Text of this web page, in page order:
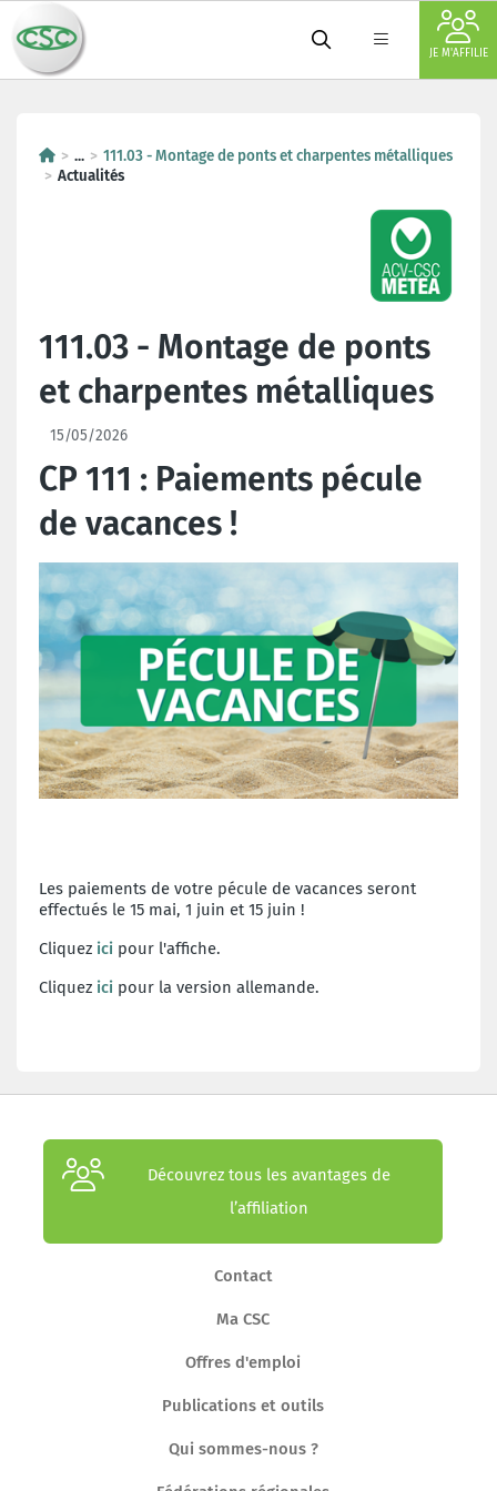
JE M'AFFILIE
...
111.03 - Montage de ponts et charpentes métalliques
Actualités
111.03 - Montage de ponts
et charpentes métalliques
15/05/2026
CP 111 : Paiements pécule
de vacances !
Les paiements de votre pécule de vacances seront
effectués le 15 mai, 1 juin et 15 juin !
Cliquez ici pour l'affiche.
Cliquez ici pour la version allemande.
Découvrez tous les avantages de
l’affiliation
Contact
Ma CSC
Offres d'emploi
Publications et outils
Qui sommes-nous ?